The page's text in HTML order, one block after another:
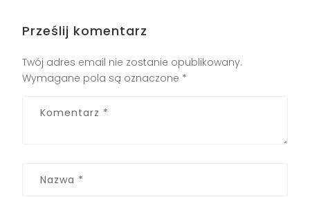
Prześlij komentarz
Twój adres email nie zostanie opublikowany.
Wymagane pola są oznaczone *